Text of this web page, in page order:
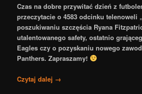
Czas na dobre przywitać dzień z
przeczytacie o 4583 odcinku telenoweli
poszukiwaniu szczęścia Ryana
utalentowanego safety, ostatnio
Eagles czy o pozyskaniu nowego
Panthers. Zapraszamy!
Czytaj dalej →